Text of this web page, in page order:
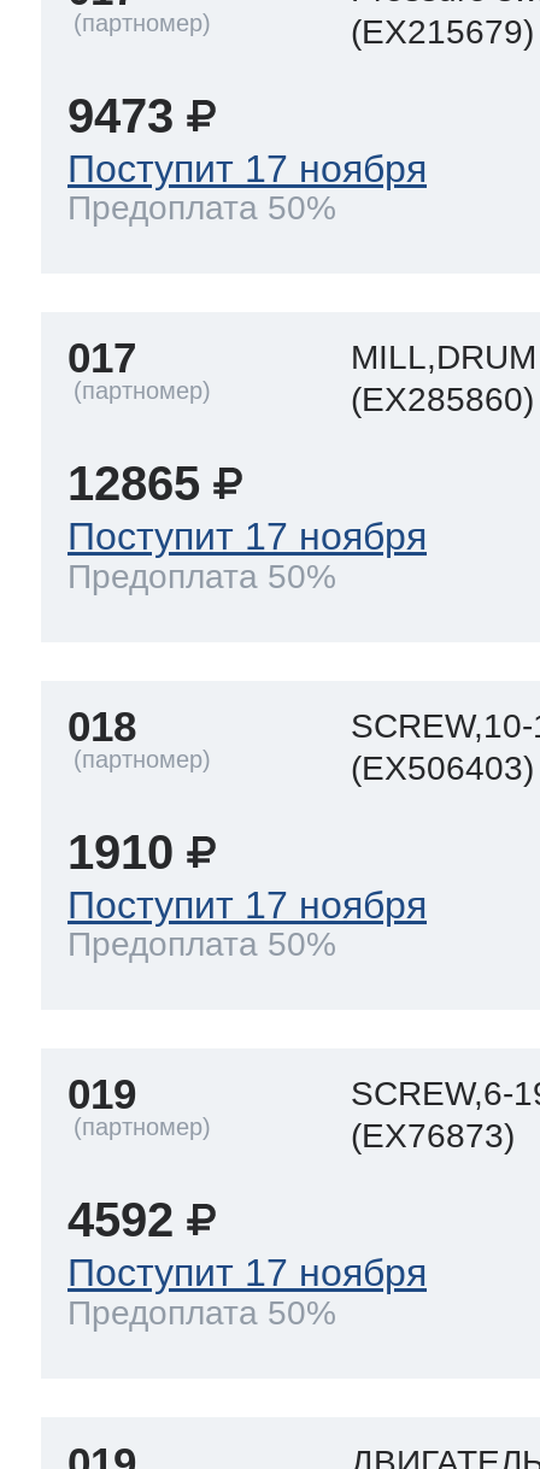
(EX215679)
9473
Поступит 17 ноября
Предоплата 50%
017
MILL,DRUM
(EX285860)
12865
Поступит 17 ноября
Предоплата 50%
018
(EX506403)
1910
Поступит 17 ноября
Предоплата 50%
019
SCREW,6-
(EX76873)
4592
Поступит 17 ноября
Предоплата 50%